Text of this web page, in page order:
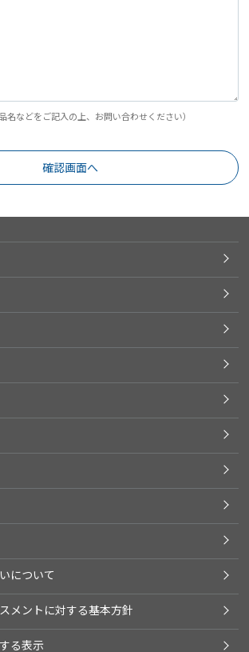
名などをご記入の上、お問い合わせください）
について
メントに対する基本方針
る表示